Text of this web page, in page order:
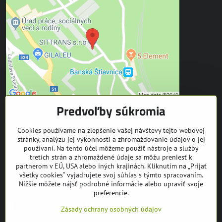
SITTRANS s.r.o.
Trate Mládeže 1
969 01 Banská Štiavnica
tel: +421 905 608 936
mail:info@equuseu.com
Instagram Youtube
Predvoľby súkromia
Cookies používame na zlepšenie vašej návštevy tejto webovej
stránky, analýzu jej výkonnosti a zhromažďovanie údajov o jej
používaní. Na tento účel môžeme použiť nástroje a služby
tretích strán a zhromaždené údaje sa môžu preniesť k
partnerom v EÚ, USA alebo iných krajinách. Kliknutím na „Prijať
všetky cookies“ vyjadrujete svoj súhlas s týmto spracovaním.
Nižšie môžete nájsť podrobné informácie alebo upraviť svoje
preferencie.
Zásady ochrany osobných údajov